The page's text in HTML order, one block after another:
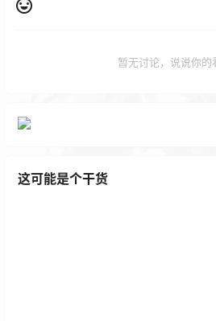
暂无讨论，说说你的
这可能是个干货